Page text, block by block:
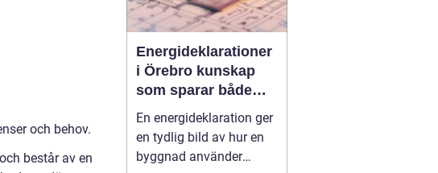
och behov.
består av en
Energideklarationer
i Örebro kunskap
som sparar både
energi och pengar
En energideklaration ger
en tydlig bild av hur en
byggnad använder